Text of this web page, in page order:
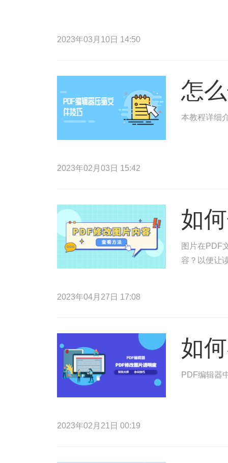
2023年03月10日 14:50
怎
本教程详细
2023年02月03日 15:42
如
图片在PDF
容？以便让
2023年04月27日 17:08
如
PDF编辑器
2023年02月21日 00:19